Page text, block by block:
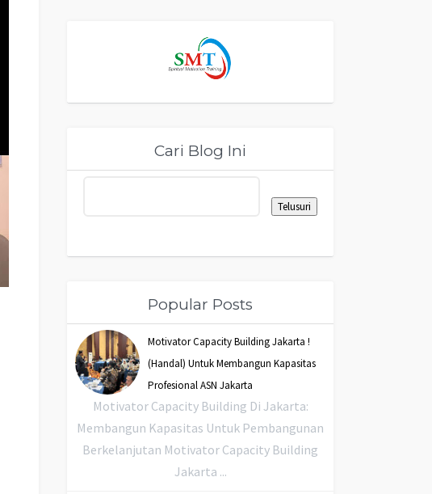
Cari Blog Ini
Popular Posts
Motivator Capacity Building Jakarta !
(Handal) Untuk Membangun Kapasitas
Profesional ASN Jakarta
Motivator Capacity Building Di Jakarta:
Membangun Kapasitas Untuk Pembangunan
Berkelanjutan Motivator Capacity Building
Jakarta ...